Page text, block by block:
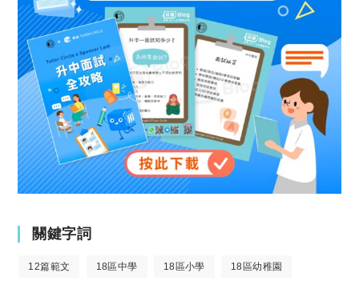
關鍵字詞
12篇範文 18區中學 18區小學 18區幼稚園